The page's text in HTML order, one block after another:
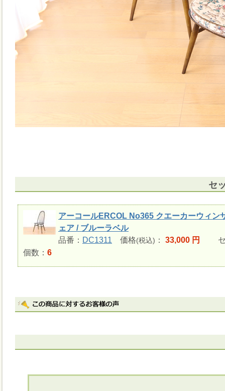
セ
アーコールERCOL No365 クエーカーウィン
ェア / ブルーラベル
品番： DC1311 価格(税込) ： 33,000 円
セ
個数： 6